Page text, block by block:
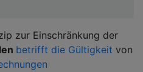
zur Einschränkung der
betrifft die Gültigkeit von